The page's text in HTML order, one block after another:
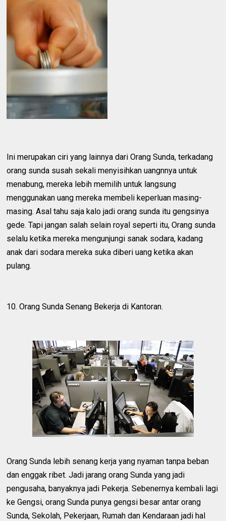
Ini merupakan ciri yang lainnya dari Orang Sunda, terkadang
orang sunda susah sekali menyisihkan uangnnya untuk
menabung, mereka lebih memilih untuk langsung
menggunakan uang mereka membeli keperluan masing-
masing. Asal tahu saja kalo jadi orang sunda itu gengsinya
gede. Tapi jangan salah selain royal seperti itu, Orang sunda
selalu ketika mereka mengunjungi sanak sodara, kadang
anak dari sodara mereka suka diberi uang ketika akan
pulang.
10. Orang Sunda Senang Bekerja di Kantoran.
Orang Sunda lebih senang kerja yang nyaman tanpa beban
dan enggak ribet. Jadi jarang orang Sunda yang jadi
pengusaha, banyaknya jadi Pekerja. Sebenernya kembali lagi
ke Gengsi, orang Sunda punya gengsi besar antar orang
Sunda, Sekolah, Pekerjaan, Rumah dan Kendaraan jadi hal